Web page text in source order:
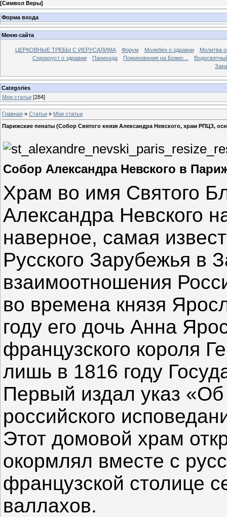
[Символ Веры]
Форма входа
Меню сайта
ЦЕРКОВНЫЕ ТРЕБЫ С ИЕРУСАЛИМА Форум Молебен о здравии
Молитва
Сорокоуст о здравии
Панихида Поминовение на Божес...
Categories
Мои статьи [284]
Главная » Статьи » Мои статьи
Парижские пенаты (Собор Святого князя Александра Невского, храм РПЦЗ,
Собор Александра Невского в
Храм во имя Святого
Александра Невского
наверное, самая
Русского Зарубежья в
взаимоотношения
во времена князя
году его дочь Анна
французского короля
лишь в 1816 году
Первый издал указ
российского
Этот домовой храм
окормлял вместе с
французской столице
валлахов.